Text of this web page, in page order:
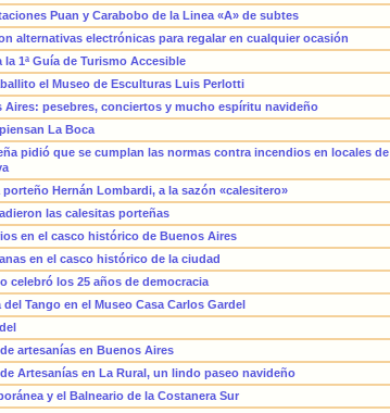
Puan y Carabobo de la Linea «A» de subtes
alternativas electrónicas para regalar en cualquier ocasión
1ª Guía de Turismo Accesible
el Museo de Esculturas Luis Perlotti
Aires: pesebres, conciertos y mucho espíritu navideño
La Boca
pidió que se cumplan las normas contra incendios en locales de
Hernán Lombardi, a la sazón «calesitero»
las calesitas porteñas
en el casco histórico de Buenos Aires
en el casco histórico de la ciudad
celebró los 25 años de democracia
Tango en el Museo Casa Carlos Gardel
artesanías en Buenos Aires
Artesanías en La Rural, un lindo paseo navideño
y el Balneario de la Costanera Sur